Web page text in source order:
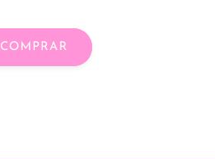
COMPRAR